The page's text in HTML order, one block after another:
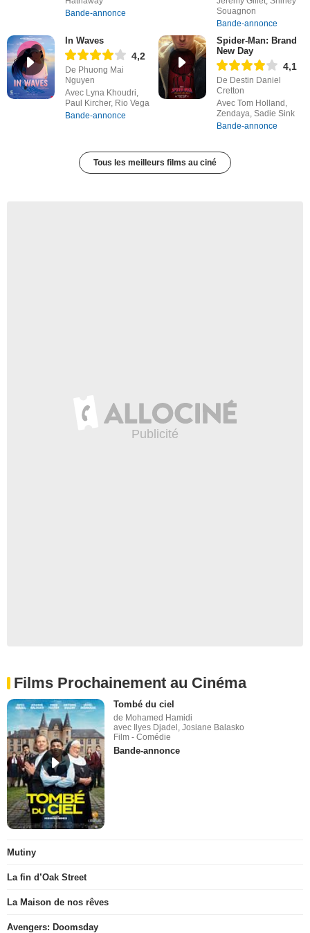
Bande-annonce
Souagnon
Bande-annonce
In Waves
4,2
De Phuong Mai
Nguyen
Avec Lyna Khoudri,
Paul Kircher, Rio Vega
Bande-annonce
Spider-Man: Brand
New Day
4,1
De Destin Daniel
Cretton
Avec Tom Holland,
Zendaya, Sadie Sink
Bande-annonce
Tous les meilleurs films au ciné
Films Prochainement au Cinéma
Tombé du ciel
de Mohamed Hamidi
avec Ilyes Djadel, Josiane Balasko
Film - Comédie
Bande-annonce
Mutiny
La fin d’Oak Street
La Maison de nos rêves
Avengers: Doomsday